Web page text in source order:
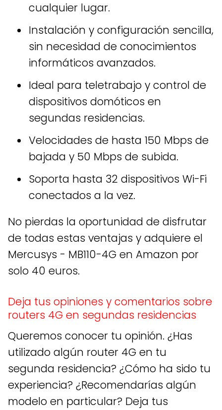
cualquier lugar.
Instalación y configuración sencilla,
sin necesidad de conocimientos
informáticos avanzados.
Ideal para teletrabajo y control de
dispositivos domóticos en
segundas residencias.
Velocidades de hasta 150 Mbps de
bajada y 50 Mbps de subida.
Soporta hasta 32 dispositivos Wi-Fi
conectados a la vez.
No pierdas la oportunidad de disfrutar
de todas estas ventajas y adquiere el
Mercusys - MB110-4G en Amazon por
solo 40 euros.
Deja tus opiniones y comentarios sobre
routers 4G en segundas residencias
Queremos conocer tu opinión. ¿Has
utilizado algún router 4G en tu
segunda residencia? ¿Cómo ha sido tu
experiencia? ¿Recomendarías algún
modelo en particular? Deja tus